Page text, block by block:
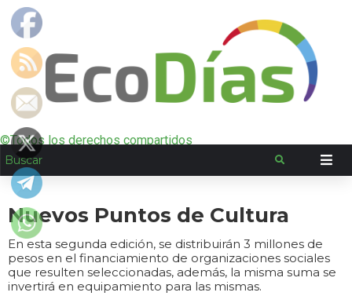
©Todos los derechos compartidos
Nuevos Puntos de Cultura
En esta segunda edición, se distribuirán 3 millones de
pesos en el financiamiento de organizaciones sociales
que resulten seleccionadas, además, la misma suma se
invertirá en equipamiento para las mismas.